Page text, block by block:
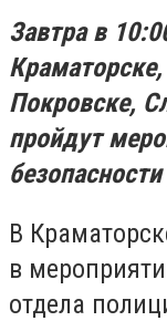
Завтра в
Покровске,
пройдут
В
в
отдела